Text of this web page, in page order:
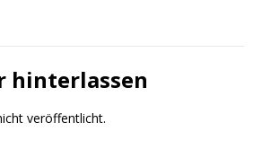
hinterlassen
veröffentlicht.